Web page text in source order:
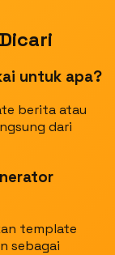
untuk apa?
berita atau
dari
template
sebagai